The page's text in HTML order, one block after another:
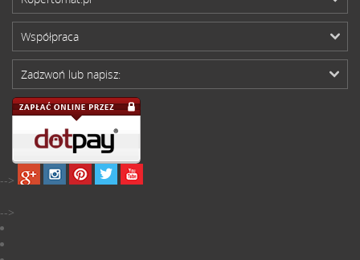
Współpraca
Zadzwoń lub napisz:
-->
-->